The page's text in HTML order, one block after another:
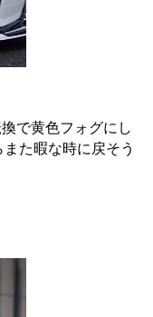
で黄色フォグにし
た暇な時に戻そう